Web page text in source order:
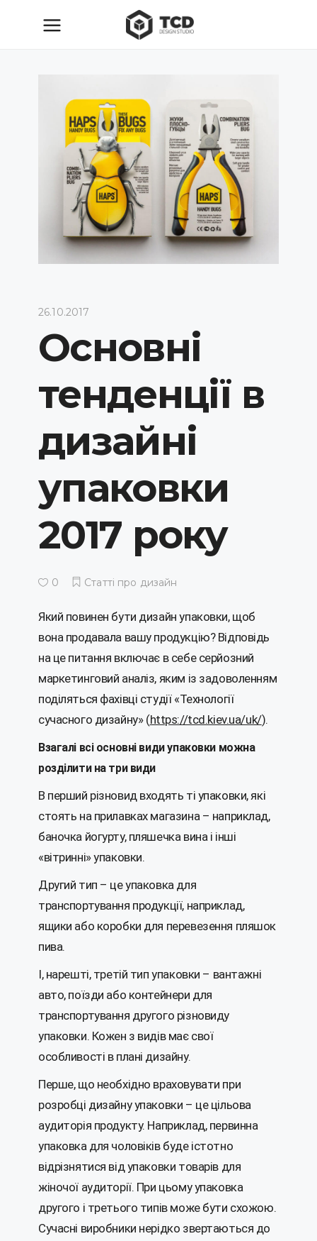
26.10.2017
Основні
тенденції в
дизайні
упаковки
2017 року
0 Статті про дизайн
Який повинен бути дизайн упаковки, щоб
вона продавала вашу продукцію? Відповідь
на це питання включає в себе серйозний
маркетинговий аналіз, яким із задоволенням
поділяться фахівці студії «Технології
сучасного дизайну» (https://tcd.kiev.ua/uk/).
Взагалі всі основні види упаковки можна
розділити на три види
В перший різновид входять ті упаковки, які
стоять на прилавках магазина – наприклад,
баночка йогурту, пляшечка вина і інші
«вітринні» упаковки.
Другий тип – це упаковка для
транспортування продукції, наприклад,
ящики або коробки для перевезення пляшок
пива.
І, нарешті, третій тип упаковки – вантажні
авто, поїзди або контейнери для
транспортування другого різновиду
упаковки. Кожен з видів має свої
особливості в плані дизайну.
Перше, що необхідно враховувати при
розробці дизайну упаковки – це цільова
аудиторія продукту. Наприклад, первинна
упаковка для чоловіків буде істотно
відрізнятися від упаковки товарів для
жіночої аудиторії. При цьому упаковка
другого і третього типів може бути схожою.
Сучасні виробники нерідко звертаються до